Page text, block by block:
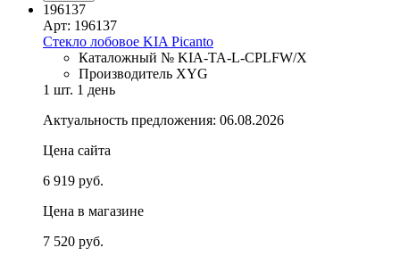
196137
Арт: 196137
Стекло лобовое KIA Picanto
Каталожный № KIA-TA-L-CPLFW/X
Производитель XYG
1 шт. 1 день
Актуальность предложения: 06.08.2026
Цена сайта
6 919 руб.
Цена в магазине
7 520 руб.